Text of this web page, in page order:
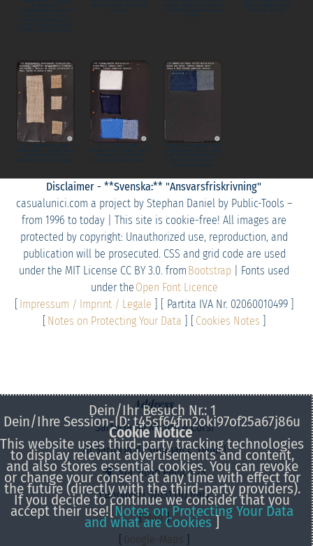
Single Jersey
Jersey Singolo Biologico
Tessuto Felpa Scheda
(10) Brennnessel Stoffe
Musterkarte | Nettle Fabric
(14) - Piquet Stoffe (15) Jeans und Köper Stoffe
Twill Fabric sample card |
Jeans e Tela Scheda
Disclaimer - **Svenska:** "Ansvarsfriskrivning"
casualunici.com a project by Stephan Daniel by Public-Tools –
from 1996 to today | This site is cookie-free! All images are
protected by copyright: Unauthorized use, reproduction, and
publication will be prosecuted. CSS and grid code are used
under the MIT License CC BY 3.0. fromBootstrap | Fonts used
under theOpen Font Licence
[Impressum / Imprint / Legale ] [ Partita IVA Nr. 02060010499 ]
[Notes on Protecting Your Data ] [Cookies Notes
Address
Sartoria Su Misura e Corsi
di Sartoria di Stephan C. Daniel
Via Silvio Pellico 25
Capoliveri 57031 (lI) Italy
[Map]
[Google-Maps ]
Dein/Ihr Besuch Nr.: 1
Dein/Ihre Session-ID: t45sf64fm2oki97of25a67j86u
Cookie Notice
This website uses third-party tracking technologies
to display relevant advertisements and content,
and also stores essential cookies. You can revoke
or change your consent at any time with effect for
the future (directly with the third-party providers).
If you decide to continue we consider that you
accept their use![Notes on Protecting Your Data
and what are Cookies]